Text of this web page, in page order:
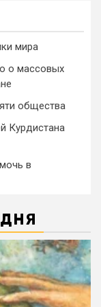
мира
о массовых
общества
Курдистана
в